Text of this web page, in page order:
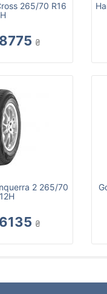
265/70 R16
₴
2 265/70
₴